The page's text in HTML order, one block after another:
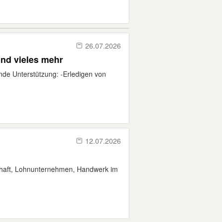
26.07.2026
vieles mehr
Unterstützung: -Erledigen von
12.07.2026
Lohnunternehmen, Handwerk im